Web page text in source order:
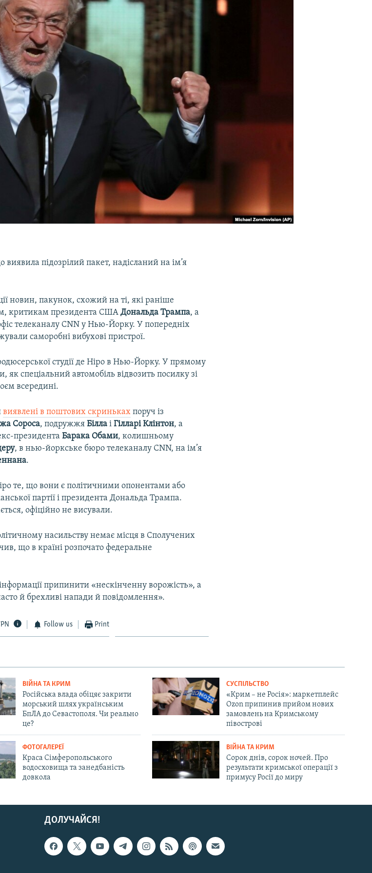
підозрілий пакет, надісланий на ім’я
новин, пакунок, схожий на ті, які раніше
критикам президента СШАДональда Трампа, а
телеканалу CNN у Нью-Йорку. У попередніх
саморобні вибухові пристрої.
студії де Ніро в Нью-Йорку. У прямому
як спеціальний автомобіль відвозить посилку зі
всередині.
виявлені в поштових скриньках поруч із
Сороса, подружжяБілла іГілларі Клінтон, а
президентаБарака Обами, колишньому
, в нью-йоркське бюро телеканалу CNN, на ім’я
.
те, що вони є політичними опонентами або
партії і президента Дональда Трампа.
офіційно не висували.
насильству немає місця в Сполучених
що в країні розпочато федеральне
припинити «нескінченну ворожість», а
й брехливі напади й повідомлення».
Follow us Print
ВІЙНА ТА КРИМ
Російська влада обіцяє закрити
морський шлях українським
БпЛА до Севастополя. Чи реально
це?
СУСПІЛЬСТВО
«Крим – не Росія»: маркетплейс
Ozon припинив прийом нових
замовлень на Кримському
півострові
ФОТОГАЛЕРЕЇ
Краса Сімферопольського
водосховища та занедбаність
довкола
ВІЙНА ТА КРИМ
Сорок днів, сорок ночей. Про
результати кримської операції з
примусу Росії до миру
ДОЛУЧАЙСЯ!